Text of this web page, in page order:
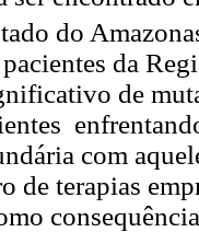
do
da
de
com
de terapias